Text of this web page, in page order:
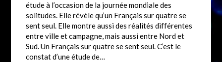
étude à l’occasion de la journée mondiale des
solitudes. Elle révèle qu’un Français sur quatre se
sent seul. Elle montre aussi des réalités différentes
entre ville et campagne, mais aussi entre Nord et
Sud. Un Français sur quatre se sent seul. C’est le
constat d’une étude de…